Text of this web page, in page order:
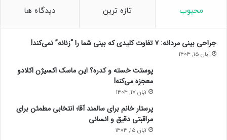
محبوب تازه ترین دیدگاه ها
جراحی بینی مردانه: ۷ تفاوت کلیدی که بینی شما را “زنانه” نمی‌کند!
آبان 15, 1404
پوستت خسته و کدره؟ این ماسک اکسیژن اکلادو
معجزه می‌کنه!
آبان 17, 1404
پرستار خانم برای سالمند آقا؛ انتخابی مطمئن برای
مراقبتی دقیق و انسانی
آبان 15, 1404